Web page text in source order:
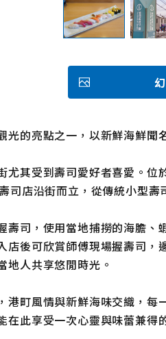
光的亮點之一，以新鮮海鮮聞
尤其受到壽司愛好者喜愛。位
司店沿街而立，從傳統小型壽
壽司，使用當地捕撈的海膽
店後可欣賞師傅現場握壽司，
地人共享悠閒時光。
港町風情與新鮮海味交織，每
在此享受一次心靈與味蕾兼得